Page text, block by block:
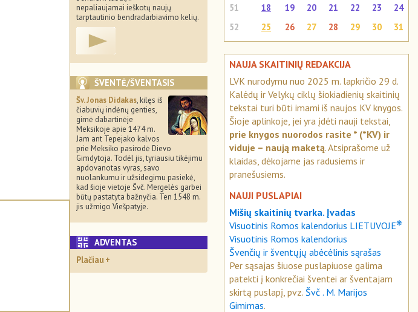
nepaliaujamai ieškotų naujų
tarptautinio bendradarbiavimo kelių.
ŠVENTĖ/ŠVENTASIS
Šv. Jonas Didakas, kilęs iš
čiabuvių indėnų genties,
gimė dabartinėje
Meksikoje apie 1474 m.
Jam ant Tepejako kalvos
prie Meksiko pasirodė Dievo
Gimdytoja. Todėl jis, tyriausiu tikėjimu
apdovanotas vyras, savo
nuolankumu ir užsidegimu pasiekė,
kad šioje vietoje Švč. Mergelės garbei
būtų pastatyta bažnyčia. Ten 1548 m.
jis užmigo Viešpatyje.
ADVENTAS
Plačiau
51
18 19 20 21 22 23
24
52
25 26 27 28 29 30 31
NAUJA SKAITINIŲ REDAKCIJA
LVK nurodymu nuo 2025 m. lapkričio 29 d.
Kalėdų ir Velykų ciklų šiokiadienių skaitinių
tekstai turi būti imami iš naujos KV knygos.
Šioje aplinkoje, jei yra įdėti nauji tekstai,
prie knygos nuorodos rasite * (*KV) ir
viduje – naują maketą. Atsiprašome už
klaidas, dėkojame jas radusiems ir
pranešusiems.
NAUJI PUSLAPIAI
Mišių skaitinių tvarka. Įvadas
Visuotinis Romos kalendorius LIETUVOJE❋
Visuotinis Romos kalendorius
Švenčių ir šventųjų abėcėlinis sąrašas
Per sąsajas šiuose puslapiuose galima
patekti į konkrečiai šventei ar šventajam
skirtą puslapį, pvz. Švč . M. Marijos
Gimimas.